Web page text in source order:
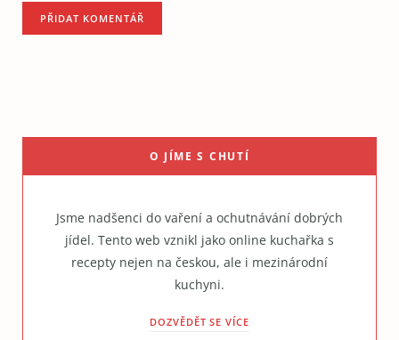
O JÍME S CHUTÍ
Jsme nadšenci do vaření a ochutnávání dobrých
jídel. Tento web vznikl jako online kuchařka s
recepty nejen na českou, ale i mezinárodní
kuchyni.
DOZVĚDĚT SE VÍCE